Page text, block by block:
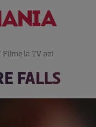
Filme la TV azi
FALLS